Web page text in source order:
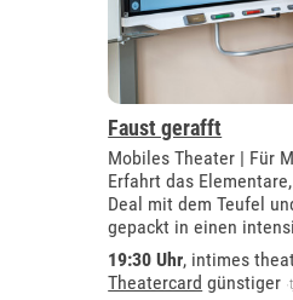
Faust gerafft
Mobiles Theater | Für
Erfahrt das
Deal mit dem Teufel
gepackt in einen
19:30 Uhr, intimes
Theatercard günstiger